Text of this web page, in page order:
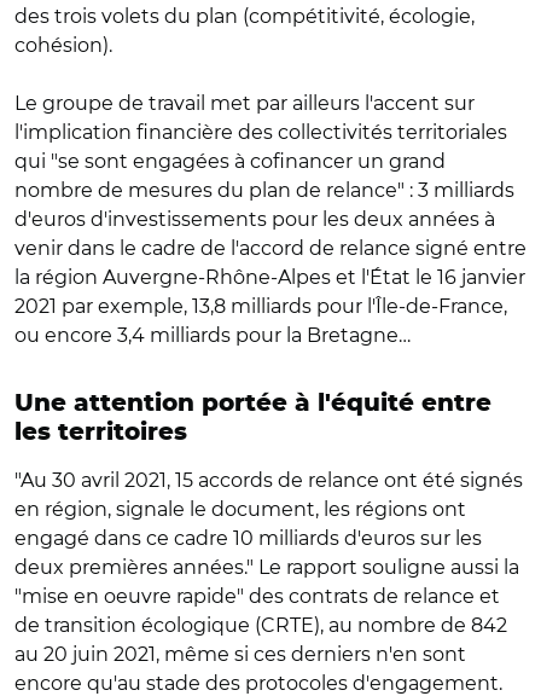
des trois volets du plan (compétitivité, écologie,
cohésion).
Le groupe de travail met par ailleurs l'accent sur
l'implication financière des collectivités territoriales
qui "se sont engagées à cofinancer un grand
nombre de mesures du plan de relance" : 3 milliards
d'euros d'investissements pour les deux années à
venir dans le cadre de l'accord de relance signé entre
la région Auvergne-Rhône-Alpes et l'État le 16 janvier
2021 par exemple, 13,8 milliards pour l'Île-de-France,
ou encore 3,4 milliards pour la Bretagne…
Une attention portée à l'équité entre
les territoires
"Au 30 avril 2021, 15 accords de relance ont été signés
en région, signale le document, les régions ont
engagé dans ce cadre 10 milliards d'euros sur les
deux premières années." Le rapport souligne aussi la
"mise en oeuvre rapide" des contrats de relance et
de transition écologique (CRTE), au nombre de 842
au 20 juin 2021, même si ces derniers n'en sont
encore qu'au stade des protocoles d'engagement.